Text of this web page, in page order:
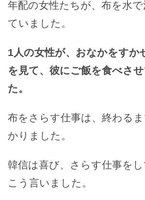
年配の女性たちが、布を水
ていました。
1人の女性が、おなかをすか
を見て、彼にご飯を食べさ
た。
布をさらす仕事は、終わる
かりました。
韓信は喜び、さらす仕事を
こう言いました。